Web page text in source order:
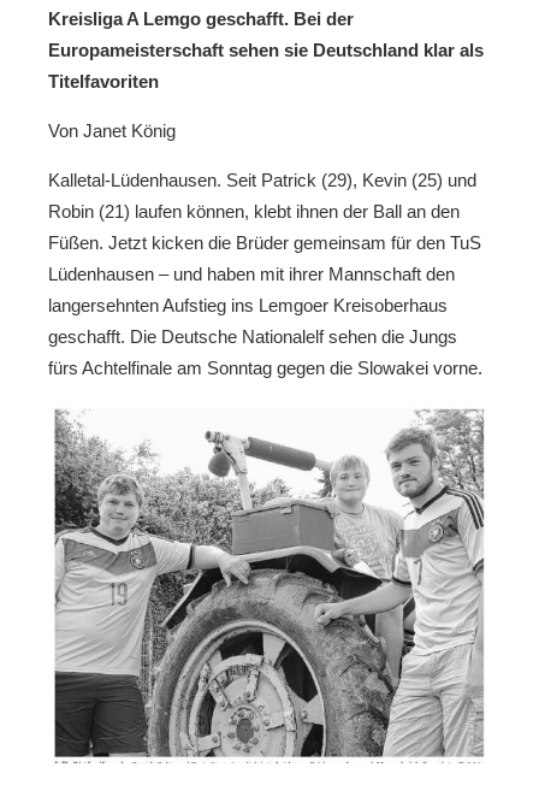
Kreisliga A Lemgo geschafft. Bei der
Europameisterschaft sehen sie Deutschland klar als
Titelfavoriten
Von Janet König
Kalletal-Lüdenhausen. Seit Patrick (29), Kevin (25) und
Robin (21) laufen können, klebt ihnen der Ball an den
Füßen. Jetzt kicken die Brüder gemeinsam für den TuS
Lüdenhausen – und haben mit ihrer Mannschaft den
langersehnten Aufstieg ins Lemgoer Kreisoberhaus
geschafft. Die Deutsche Nationalelf sehen die Jungs
fürs Achtelfinale am Sonntag gegen die Slowakei vorne.